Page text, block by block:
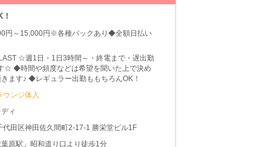
円～15,000円※各種バックあり◆全額日払い
☆週1日・1日3時間～・終電まで・遅出勤
☆ ◆時間や頻度などは希望を聞いた上で決め
ます♪ ◆レギュラー出勤ももちろんOK！
ウンジ体入
ィ
代田区神田佐久間町2-17-1 勝栄堂ビル1F
原駅」昭和道り口より徒歩1分